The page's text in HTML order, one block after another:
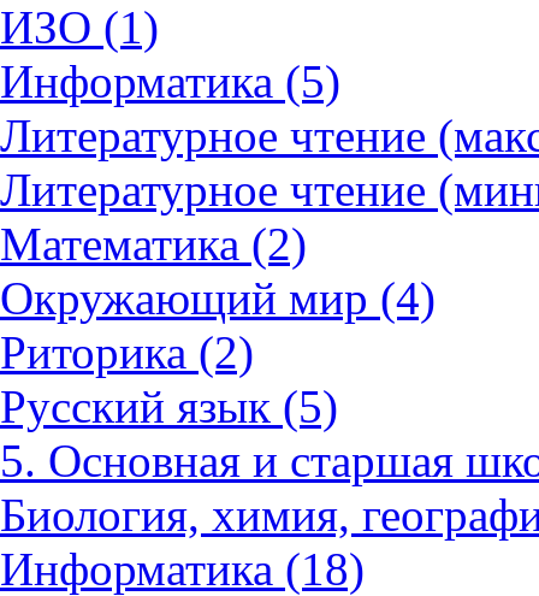
ИЗО (1)
Информатика (5)
Литературное чтение
Литературное чтение
Математика (2)
Окружающий мир (4)
Риторика (2)
Русский язык (5)
5. Основная и старшая
Биология, химия,
Информатика (18)